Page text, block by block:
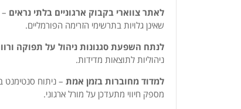
לאתר צווארי בקבוק ארגוניים בלתי נראים
שאינן גלויות בתרשימי הזרימה הפורמליים.
לנתח השפעת סגנונות ניהול על תפוקה
ניהוליות לתוצאות מדידות.
למדוד מחוברות בזמן אמת– ניתוח סנטימנט
מספק חיווי מתעדכן על מורל ארגוני.